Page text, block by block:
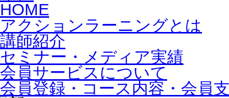
HOME
アクションラーニングとは
講師紹介
セミナー・メディア実績
会員サービスについて
会員登録・コース内容・会員